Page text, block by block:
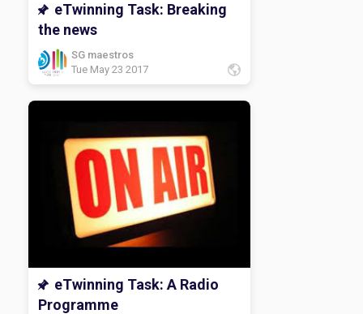
eTwinning Task: Breaking
the news
SG maestros
Tue May 23 2017
eTwinning Task: A Radio
Programme